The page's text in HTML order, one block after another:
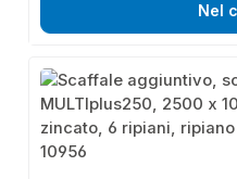
Nel